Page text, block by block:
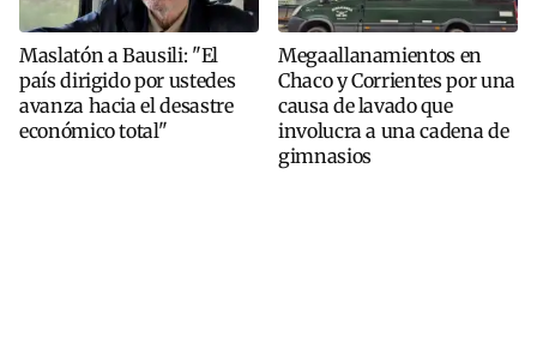
Maslatón a Bausili: "El
país dirigido por ustedes
avanza hacia el desastre
económico total"
Megaallanamientos en
Chaco y Corrientes por una
causa de lavado que
involucra a una cadena de
gimnasios